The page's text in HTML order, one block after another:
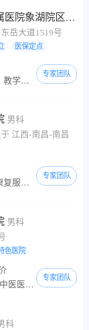
南昌大学第一附属医院象湖院区男科
岳大道1519号
医保定点
南昌大学第一附属医院是集医疗、教学、科研、预防、保健、康养于一体的全国首批三级甲等医院、“复旦榜”全国百强医院，全国三级公立医院绩效考核连续三年进入前30，连续8年稳居艾力彼“顶级医院百强”榜（2021届为64名），现以东湖、象湖两大院区为主体，建筑面积73.4万平方米，编制床位6100张。
专家团队
男科
江西-南昌-南昌
江西男科医院是集预防，医疗、康复服务为一体的医疗机构。医院成立以来，一直坚持“以人为本，以病人为中心”的医疗理念，配置齐全的科室、经验丰富的临床队伍、并实行“无假日医院”，努力改善医疗服务质量，全力营造舒适、温馨的绿色医疗花园，建立诚信、理解、和谐的医疗环境。医院在服务上也以患者为中心，以优质的医疗服务于大众。适时推出：网上在线了解、绿色通道以及24小时综合门诊部，确定患者挂号的科室和预约就诊时间并...
专家团队
男科
色医院
南昌男科医院推荐：1、南昌博士中医医院，2、南昌男科医院，3、南昌市男科医院。南昌博士中医医院「南昌男科医院」是江西省首家中西医结合男科医院，是一所集医疗预防教学科研康复为一体的现代化专业男科医院。医院共有5层大楼，配备了临床检验中心医学影像诊断中心标准层流净化手术室等10余个临床医技科室凭借先进的技术设备和突出的诊疗效果，南昌博士中医医院在在男科领域的专业以及男人对医院的信赖，是值得广大男性患者信赖...
专家团队
科